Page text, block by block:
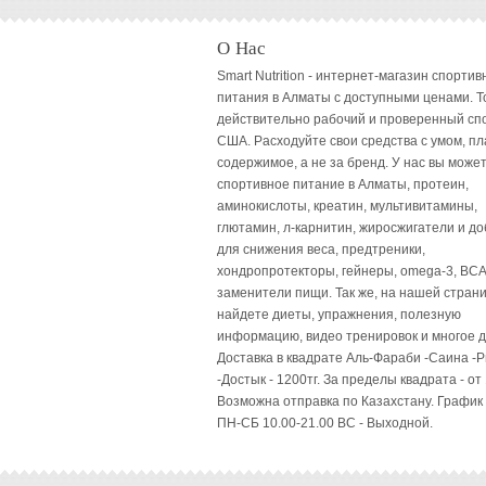
О Нас
Smart Nutrition - интернет-магазин
питания в Алматы с доступными ценами.
действительно рабочий и проверенный
США. Расходуйте свои средства с умом,
содержимое, а не за бренд. У нас вы
спортивное питание в Алматы, протеин,
аминокислоты, креатин, мультивитамины,
глютамин, л-карнитин, жиросжигатели и
для снижения веса, предтреники,
хондропротекторы, гейнеры, omega-3,
заменители пищи. Так же, на нашей
найдете диеты, упражнения, полезную
информацию, видео тренировок и многое
Доставка в квадрате Аль-Фараби -Саина -
-Достык - 1200тг. За пределы квадрата - от
Возможна отправка по Казахстану.
ПН-СБ 10.00-21.00 ВC - Выходной.